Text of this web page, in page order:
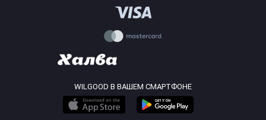
WILGOOD В ВАШЕМ СМАРТФОНЕ